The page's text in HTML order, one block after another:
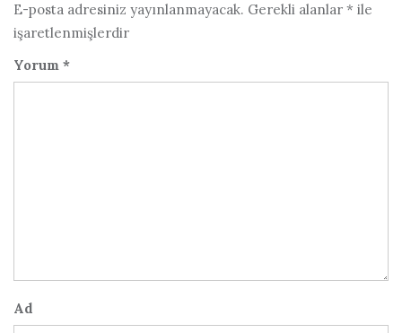
E-posta adresiniz yayınlanmayacak. Gerekli alanlar * ile
işaretlenmişlerdir
Yorum *
Ad